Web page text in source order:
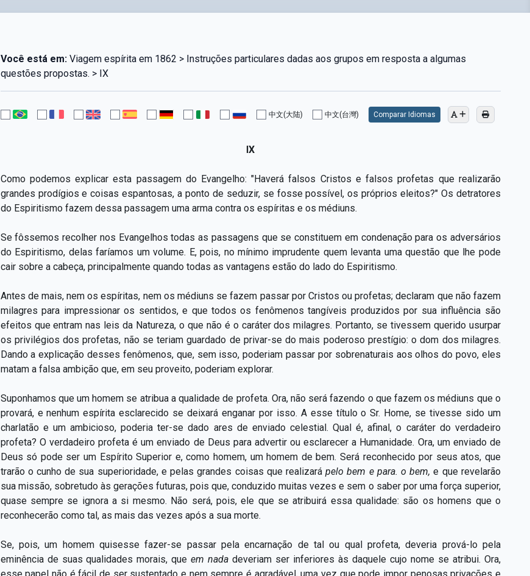
Você está em:Viagem espírita em 1862 > Instruções particulares dadas aos grupos em resposta a algumas
questões propostas. > IX
中文(大陆) 中文(台灣) Comparar Idiomas
IX
Como podemos explicar esta passagem do Evangelho: "Haverá falsos Cristos e falsos profetas que realizarão
grandes prodígios e coisas espantosas, a ponto de seduzir, se fosse possível, os próprios eleitos?" Os detratores
do Espiritismo fazem dessa passagem uma arma contra os espíritas e os médiuns.
Se fôssemos recolher nos Evangelhos todas as passagens que se constituem em condenação para os adversários
do Espiritismo, delas faríamos um volume. E, pois, no mínimo imprudente quem levanta uma questão que lhe pode
cair sobre a cabeça, principalmente quando todas as vantagens estão do lado do Espiritismo.
Antes de mais, nem os espíritas, nem os médiuns se fazem passar por Cristos ou profetas; declaram que não fazem
milagres para impressionar os sentidos, e que todos os fenômenos tangíveis produzidos por sua influência são
efeitos que entram nas leis da Natureza, o que não é o caráter dos milagres. Portanto, se tivessem querido usurpar
os privilégios dos profetas, não se teriam guardado de privar-se do mais poderoso prestígio: o dom dos milagres.
Dando a explicação desses fenômenos, que, sem isso, poderiam passar por sobrenaturais aos olhos do povo, eles
matam a falsa ambição que, em seu proveito, poderiam explorar.
Suponhamos que um homem se atribua a qualidade de profeta. Ora, não será fazendo o que fazem os médiuns que o
provará, e nenhum espírita esclarecido se deixará enganar por isso. A esse título o Sr. Home, se tivesse sido um
charlatão e um ambicioso, poderia ter-se dado ares de enviado celestial. Qual é, afinal, o caráter do verdadeiro
profeta? O verdadeiro profeta é um enviado de Deus para advertir ou esclarecer a Humanidade. Ora, um enviado de
Deus só pode ser um Espírito Superior e, como homem, um homem de bem. Será reconhecido por seus atos, que
trarão o cunho de sua superioridade, e pelas grandes coisas que realizarápelo bem e para. o bem,e que revelarão
sua missão, sobretudo às gerações futuras, pois que, conduzido muitas vezes e sem o saber por uma força superior,
quase sempre se ignora a si mesmo. Não será, pois, ele que se atribuirá essa qualidade: são os homens que o
reconhecerão como tal, as mais das vezes após a sua morte.
Se, pois, um homem quisesse fazer-se passar pela encarnação de tal ou qual profeta, deveria prová-lo pela
eminência de suas qualidades morais, queem nadadeveriam ser inferiores às daquele cujo nome se atribui. Ora,